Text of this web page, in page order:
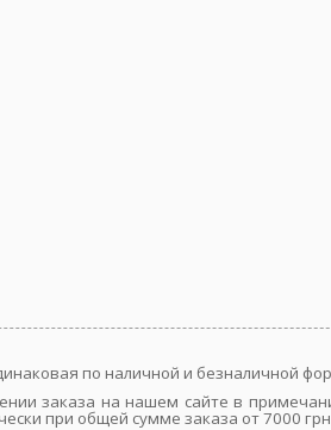
по наличной и безналичной
заказа на нашем сайте в
при общей сумме заказа от 7000